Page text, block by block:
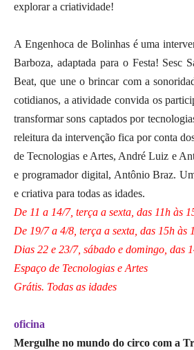
explorar a criatividade!
A Engenhoca de Bolinhas é uma
Barboza, adaptada para o Festa! Sesc
Beat, que une o brincar com a
cotidianos, a atividade convida os
transformar sons captados por
releitura da intervenção fica por conta
de Tecnologias e Artes, André Luiz e
e programador digital, Antônio Braz.
e criativa para todas as idades.
De 11 a 14/7, terça a sexta, das 11h às
De 19/7 a 4/8, terça a sexta, das 15h às
Dias 22 e 23/7, sábado e domingo, das
Espaço de Tecnologias e Artes
Grátis. Todas as idades
oficina
Mergulhe no mundo do circo com a